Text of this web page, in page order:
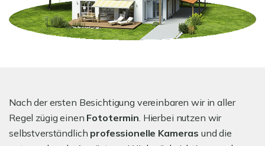
Nach der ersten Besichtigung vereinbaren wir in aller
Regel zügig einen Fototermin. Hierbei nutzen wir
selbstverständlich professionelle Kameras und die